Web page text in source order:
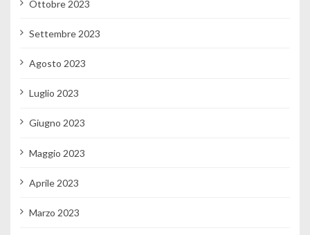
Ottobre 2023
Settembre 2023
Agosto 2023
Luglio 2023
Giugno 2023
Maggio 2023
Aprile 2023
Marzo 2023